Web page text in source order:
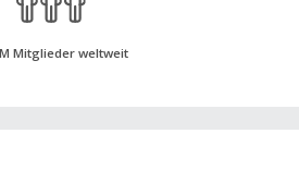
Mitglieder weltweit